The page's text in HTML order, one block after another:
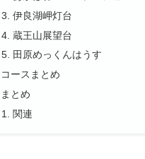
伊良湖岬灯台
蔵王山展望台
田原めっくんはうす
コースまとめ
まとめ
関連